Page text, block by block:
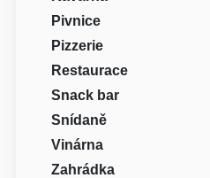
Pivnice
Pizzerie
Restaurace
Snack bar
Snídaně
Vinárna
Zahrádka